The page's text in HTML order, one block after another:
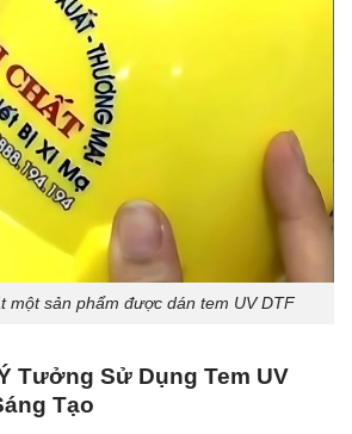
một sản phẩm được dán tem UV DTF
Tưởng Sử Dụng Tem UV
Tạo